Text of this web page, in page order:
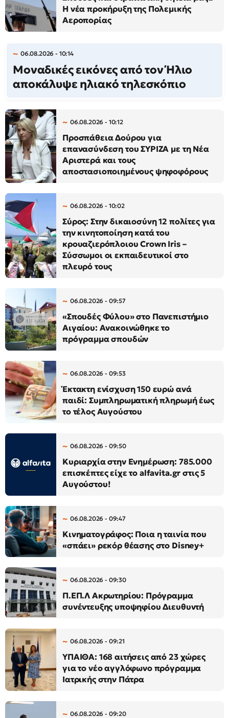
Η νέα προκήρυξη της Πολεμικής
Αεροπορίας
06.08.2026 - 10:14
Μοναδικές εικόνες από τον Ήλιο
αποκάλυψε ηλιακό τηλεσκόπιο
06.08.2026 - 10:12
Προσπάθεια Δούρου για
επανασύνδεση του ΣΥΡΙΖΑ με τη Νέα
Αριστερά και τους
αποστασιοποιημένους ψηφοφόρους
06.08.2026 - 10:02
Σύρος: Στην δικαιοσύνη 12 πολίτες για
την κινητοποίηση κατά του
κρουαζιερόπλοιου Crown Iris –
Σύσσωμοι οι εκπαιδευτικοί στο
πλευρό τους
06.08.2026 - 09:57
«Σπουδές Φύλου» στο Πανεπιστήμιο
Αιγαίου: Ανακοινώθηκε το
πρόγραμμα σπουδών
06.08.2026 - 09:53
Έκτακτη ενίσχυση 150 ευρώ ανά
παιδί: Συμπληρωματική πληρωμή έως
το τέλος Αυγούστου
06.08.2026 - 09:50
Κυριαρχία στην Ενημέρωση: 785.000
επισκέπτες είχε το alfavita.gr στις 5
Αυγούστου!
06.08.2026 - 09:47
Κινηματογράφος: Ποια η ταινία που
«σπάει» ρεκόρ θέασης στο Disney+
06.08.2026 - 09:30
Π.ΕΠ.Λ Ακρωτηρίου: Πρόγραμμα
συνέντευξης υποψηφίου Διευθυντή
06.08.2026 - 09:21
ΥΠΑΙΘΑ: 168 αιτήσεις από 23 χώρες
για το νέο αγγλόφωνο πρόγραμμα
Ιατρικής στην Πάτρα
06.08.2026 - 09:20